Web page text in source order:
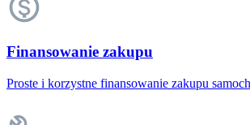
Finansowanie zakupu
Proste i korzystne finansowanie zakupu